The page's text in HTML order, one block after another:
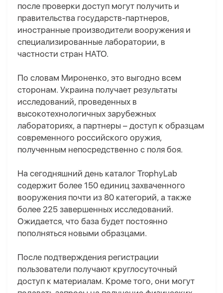
после проверки доступ могут получить и
правительства государств-партнеров,
иностранные производители вооружения и
специализированные лаборатории, в
частности стран НАТО.
По словам Мироненко, это выгодно всем
сторонам. Украина получает результаты
исследований, проведенных в
высокотехнологичных зарубежных
лабораториях, а партнеры – доступ к образцам
современного российского оружия,
полученным непосредственно с поля боя.
На сегодняшний день каталог TrophyLab
содержит более 150 единиц захваченного
вооружения почти из 80 категорий, а также
более 225 завершенных исследований.
Ожидается, что база будет постоянно
пополняться новыми образцами.
После подтверждения регистрации
пользователи получают круглосуточный
доступ к материалам. Кроме того, они могут